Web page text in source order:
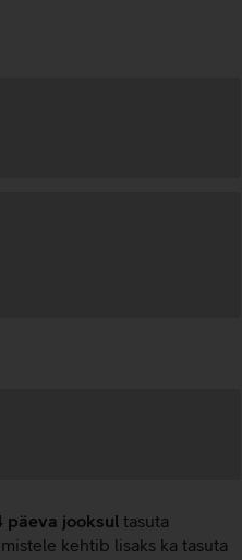
päeva jooksul tasuta
kehtib lisaks ka tasuta